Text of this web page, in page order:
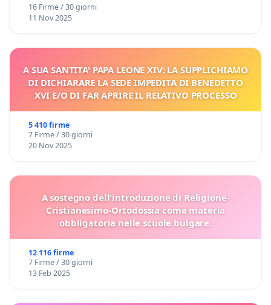
16 Firme / 30 giorni
11 Nov 2025
A SUA SANTITA' PAPA LEONE XIV: LA SUPPLICHIAMO
DI DICHIARARE LA SEDE IMPEDITA DI BENEDETTO
XVI E/O DI FAR APRIRE IL RELATIVO PROCESSO
5 410 firme
7 Firme / 30 giorni
20 Nov 2025
A sostegno dell'introduzione di Religione-
Cristianesimo-Ortodossia come materia
obbligatoria nelle scuole bulgare.
12 116 firme
7 Firme / 30 giorni
13 Feb 2025